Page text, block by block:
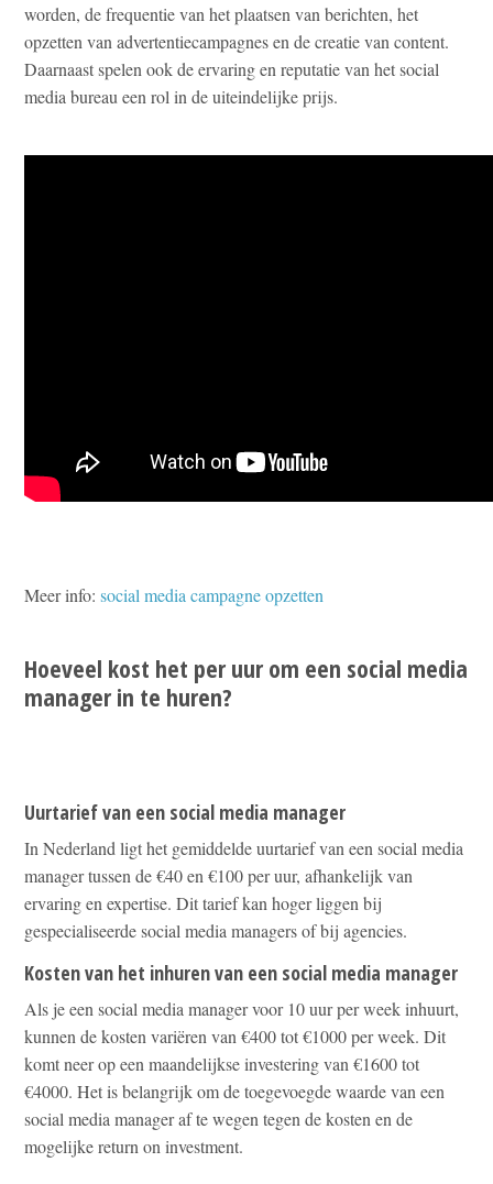
worden, de frequentie van het plaatsen van berichten, het
opzetten van advertentiecampagnes en de creatie van content.
Daarnaast spelen ook de ervaring en reputatie van het social
media bureau een rol in de uiteindelijke prijs.
Meer info:social media campagne opzetten
Hoeveel kost het per uur om een social media
manager in te huren?
Uurtarief van een social media manager
In Nederland ligt het gemiddelde uurtarief van een social media
manager tussen de €40 en €100 per uur, afhankelijk van
ervaring en expertise. Dit tarief kan hoger liggen bij
gespecialiseerde social media managers of bij agencies.
Kosten van het inhuren van een social media manager
Als je een social media manager voor 10 uur per week inhuurt,
kunnen de kosten variëren van €400 tot €1000 per week. Dit
komt neer op een maandelijkse investering van €1600 tot
€4000. Het is belangrijk om de toegevoegde waarde van een
social media manager af te wegen tegen de kosten en de
mogelijke return on investment.